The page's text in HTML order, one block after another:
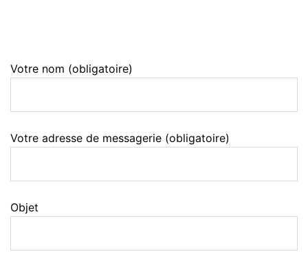
Votre nom (obligatoire)
Votre adresse de messagerie (obligatoire)
Objet